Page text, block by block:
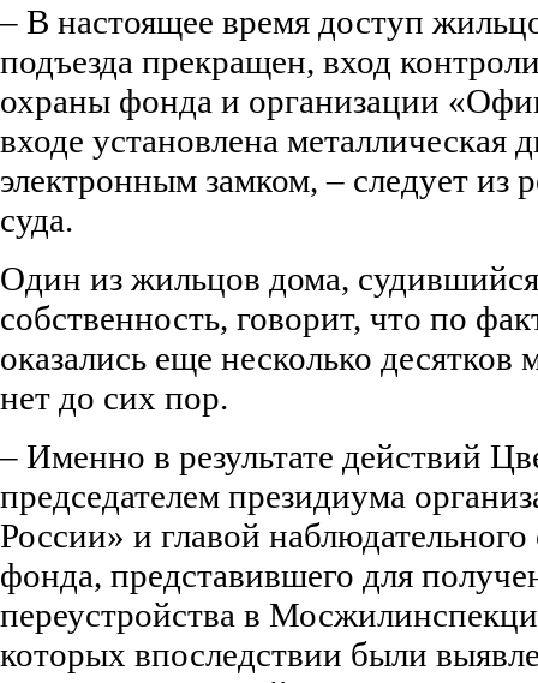
– В настоящее время доступ
подъезда прекращен, вход
охраны фонда и организации
входе установлена металлическая
электронным замком, – следует из
суда.
Один из жильцов дома,
собственность, говорит, что по
оказались еще несколько десятков
нет до сих пор.
– Именно в результате действий
председателем президиума
России» и главой
фонда, представившего для
переустройства в
которых впоследствии были